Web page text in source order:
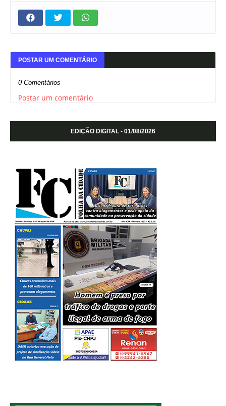
POSTAR UM COMENTÁRIO
0 Comentários
Postar um comentário
EDIÇÃO DIGITAL - 01/08/2026